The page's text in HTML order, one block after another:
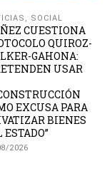
, SOCIAL
CUESTIONA
QUIROZ-
GAHONA:
USAR
EXCUSA PARA
BIENES
ESTADO”
2026